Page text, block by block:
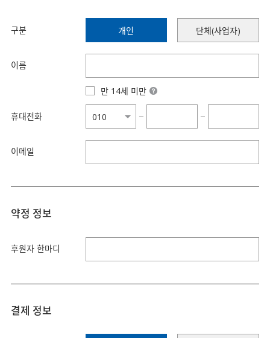
구분 개인 단체(사업자)
이름
만 14세 미만
휴대전화 − −
이메일
약정 정보
후원자 한마디
결제 정보